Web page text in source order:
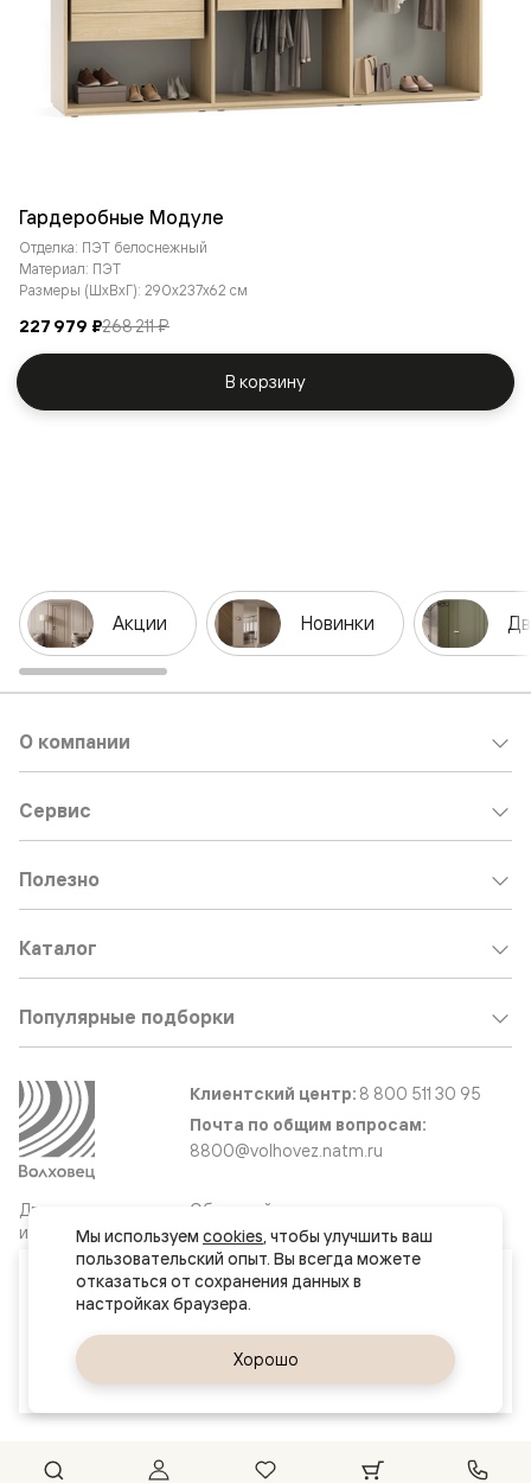
Ваш город
Самара
Гардеробные Модуле
Отделка: ПЭТ белоснежный
Материал: ПЭТ
Размеры (ШxВxГ): 290x237x62 см
227 979 ₽268 211 ₽
В корзину
Акции Новинки
Двери
и интерьерные
решения
О компании
Сервис
Полезно
Каталог
Популярные подборки
Клиентский центр: 8 800 511 30 95
Почта по общим вопросам:
8800@volhovez.natm.ru
Обратный звонок
Сайт не является публичной офертой
Правовая информация
Мы используем cookies, чтобы улучшить ваш
пользовательский опыт. Вы всегда можете
отказаться от сохранения данных в
Хорошо